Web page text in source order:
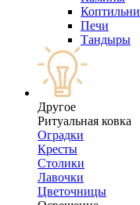
Коптильни
Печи
Тандыры
Другое
Ритуальная ковка
Оградки
Кресты
Столики
Лавочки
Цветочницы